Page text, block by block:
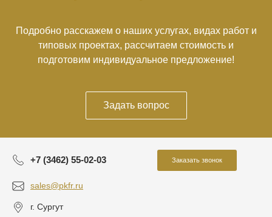
Подробно расскажем о наших услугах, видах работ и
типовых проектах, рассчитаем стоимость и
подготовим индивидуальное предложение!
Задать вопрос
+7 (3462) 55-02-03 Заказать звонок
sales@pkfr.ru
г. Сургут